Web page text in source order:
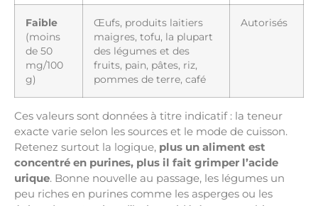
Faible
(moins
de 50
mg/100
g)
Œufs, produits laitiers
maigres, tofu, la plupart
des légumes et des
fruits, pain, pâtes, riz,
pommes de terre, café
Autorisés
Ces valeurs sont données à titre indicatif : la teneur
exacte varie selon les sources et le mode de cuisson.
Retenez surtout la logique, plus un aliment est
concentré en purines, plus il fait grimper l’acide
urique. Bonne nouvelle au passage, les légumes un
peu riches en purines comme les asperges ou les